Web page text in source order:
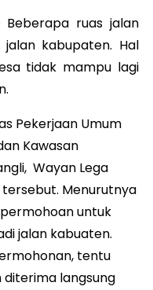
Beberapa ruas jalan
kabupaten. Hal
tidak mampu lagi
Pekerjaan Umum
Kawasan
Wayan Lega
Menurutnya
untuk
jalan kabuaten.
tentu
langsung